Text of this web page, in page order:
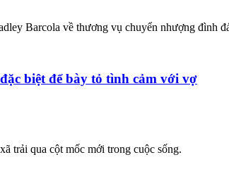
Barcola về thương vụ chuyển nhượng đình
biệt để bày tỏ tình cảm với vợ
trải qua cột mốc mới trong cuộc sống.